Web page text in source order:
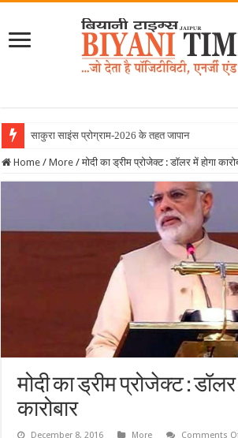
साकुरा साइंस प्रोग्राम-2026 के तहत जापान रवाना हुई
Home / More / मोदी का ड्रीम प्रोजेक्ट : डॉलर में होगा
मोदी का ड्रीम प्रोजेक्ट : डॉलर
कारोबार
December 8, 2016 More Comments